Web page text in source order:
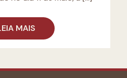
MAIS